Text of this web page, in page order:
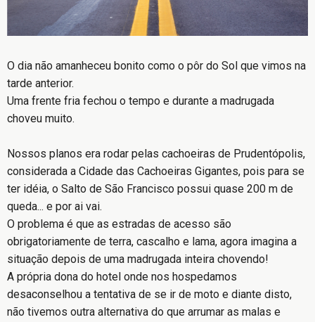
O dia não amanheceu bonito como o pôr do Sol que vimos na
tarde anterior.
Uma frente fria fechou o tempo e durante a madrugada
choveu muito.
Nossos planos era rodar pelas cachoeiras de Prudentópolis,
considerada a Cidade das Cachoeiras Gigantes, pois para se
ter idéia, o Salto de São Francisco possui quase 200 m de
queda... e por ai vai.
O problema é que as estradas de acesso são
obrigatoriamente de terra, cascalho e lama, agora imagina a
situação depois de uma madrugada inteira chovendo!
A própria dona do hotel onde nos hospedamos
desaconselhou a tentativa de se ir de moto e diante disto,
não tivemos outra alternativa do que arrumar as malas e